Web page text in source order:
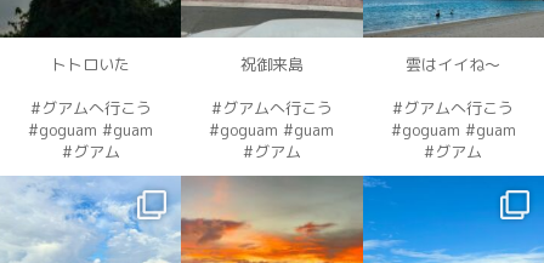
トトロいた
#グアムへ行こう
#goguam #guam
#グアム
12月 4
祝御来島
#グアムへ行こう
#goguam #guam
#グアム
12月 4
雲はイイね〜
#グアムへ行こう
#goguam #guam
#グアム
dahawaii